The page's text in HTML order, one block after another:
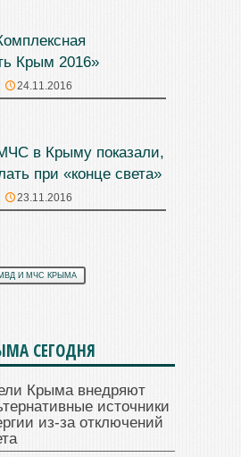
Крым 2016»
24.11.2016
в Крыму показали,
при «конце света»
23.11.2016
И МЧС КРЫМА
СЕГОДНЯ
Крыма внедряют
источники
из-за отключений